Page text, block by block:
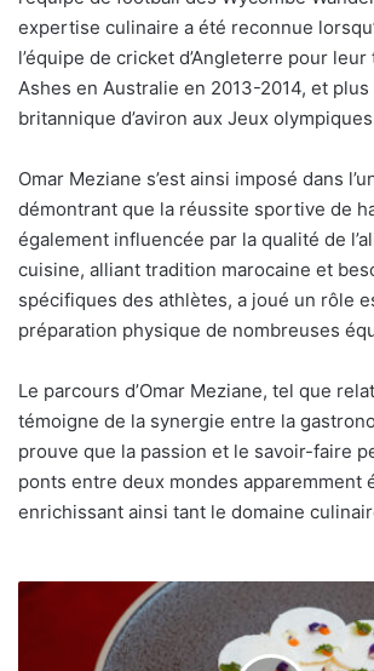
expertise culinaire a été reconnue
l’équipe de cricket d’Angleterre pour
Ashes en Australie en 2013-2014, et plus
britannique d’aviron aux Jeux
Omar Meziane s’est ainsi imposé dans
démontrant que la réussite sportive de
également influencée par la qualité de
cuisine, alliant tradition marocaine et
spécifiques des athlètes, a joué un rôle
préparation physique de nombreuses
Le parcours d’Omar Meziane, tel que
témoigne de la synergie entre la
prouve que la passion et le savoir-faire
ponts entre deux mondes apparemment
enrichissant ainsi tant le domaine